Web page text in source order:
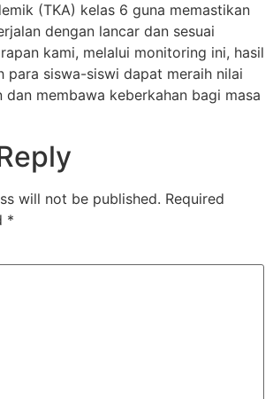
(TKA) kelas 6 guna memastikan
dengan lancar dan sesuai
kami, melalui monitoring ini, hasil
para siswa-siswi dapat meraih nilai
dan membawa keberkahan bagi masa
will not be published. Required
*